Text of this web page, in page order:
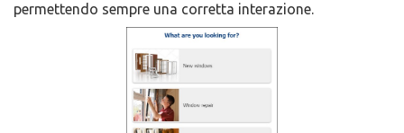
permettendo sempre una corretta interazione.